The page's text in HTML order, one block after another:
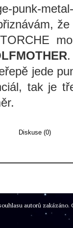
punk-
jede
tak je
Diskuse (0)
autorů